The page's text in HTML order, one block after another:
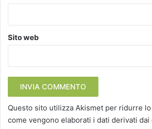
Sito web
Questo sito utilizza Akismet per ridurre lo
come vengono elaborati i dati derivati dai